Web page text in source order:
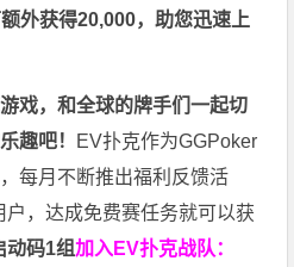
外获得20,000，助您迅速上
戏，和全球的牌手们一起切
趣吧！ EV扑克作为GGPoker
每月不断推出福利反馈活
，达成免费赛任务就可以获
动码1组加入EV扑克战队：